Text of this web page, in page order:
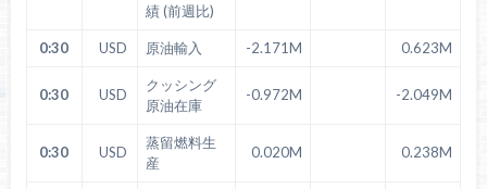
績 (前週比)
0:30 USD 原油輸入 -2.171M 0.623M
0:30 USD
クッシング
原油在庫
-0.972M -2.049M
0:30 USD
蒸留燃料生
産
0.020M 0.238M